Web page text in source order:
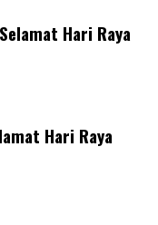
Hari Raya
Hari Raya